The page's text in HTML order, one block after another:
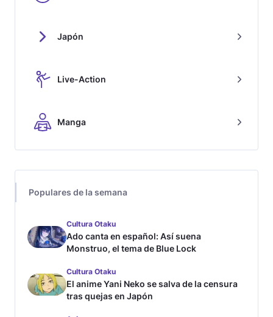
Japón
Live-Action
Manga
Populares de la semana
Cultura Otaku
Ado canta en español: Así suena
Monstruo, el tema de Blue Lock
Cultura Otaku
El anime Yani Neko se salva de la censura
tras quejas en Japón